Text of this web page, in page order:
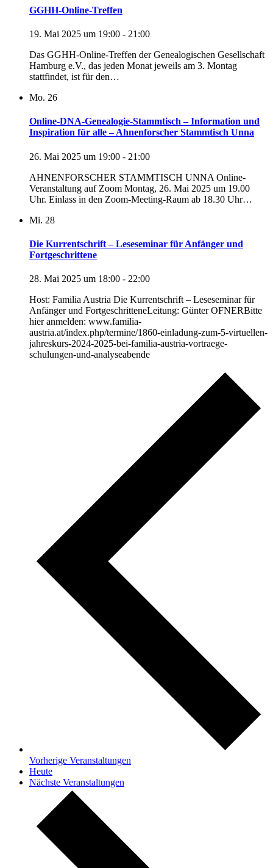
GGHH-Online-Treffen
19. Mai 2025 um 19:00 - 21:00
Das GGHH-Online-Treffen der Genealogischen Gesellschaft
Hamburg e.V., das jeden Monat jeweils am 3. Montag
stattfindet, ist für den…
Mo. 26
Online-DNA-Genealogie-Stammtisch – Information und
Inspiration für alle – Ahnenforscher Stammtisch Unna
26. Mai 2025 um 19:00 - 21:00
AHNENFORSCHER STAMMTISCH UNNA Online-
Veranstaltung auf Zoom Montag, 26. Mai 2025 um 19.00
Uhr. Einlass in den Zoom-Meeting-Raum ab 18.30 Uhr…
Mi. 28
Die Kurrentschrift – Leseseminar für Anfänger und
Fortgeschrittene
28. Mai 2025 um 18:00 - 22:00
Host: Familia Austria Die Kurrentschrift – Leseseminar für
Anfänger und FortgeschritteneLeitung: Günter OFNERBitte
hier anmelden: www.familia-
austria.at/index.php/termine/1860-einladung-zum-5-virtuellen-
jahreskurs-2024-2025-bei-familia-austria-vortraege-
schulungen-und-analyseabende
Vorherige Veranstaltungen
Heute
Nächste Veranstaltungen